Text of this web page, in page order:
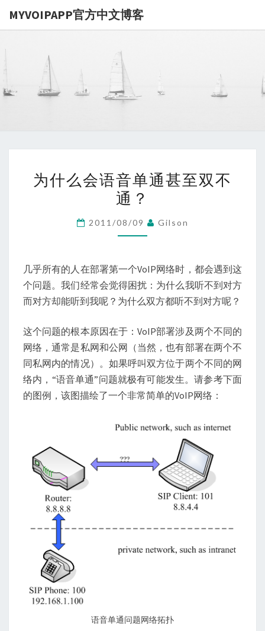
MYVOIPAPP官方中文博客
MYVOIPAPP
什
么
单
通
甚
双
不
通？
为什么会语音单通甚至双不
通？
2011/08/09 Gilson
几乎所有的人在部署第一个VoIP网络时，都会遇到这
个问题。我们经常会觉得困扰：为什么我听不到对方
而对方却能听到我呢？为什么双方都听不到对方呢？
这个问题的根本原因在于：VoIP部署涉及两个不同的
网络，通常是私网和公网（当然，也有部署在两个不
同私网内的情况）。如果呼叫双方位于两个不同的网
络内，“语音单通”问题就极有可能发生。请参考下面
的图例，该图描绘了一个非常简单的VoIP网络：
语音单通问题网络拓扑